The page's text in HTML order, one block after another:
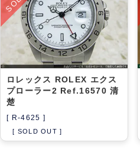
ロレックス ROLEX エクス
プローラー2 Ref.16570 清
楚
[ R-4625 ]
[ SOLD OUT ]